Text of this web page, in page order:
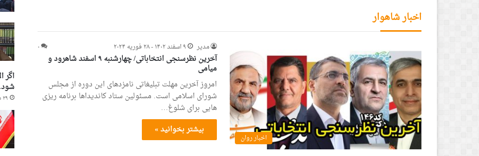
اخبار شاهوار
اخبار روان
مدیر ۹ اسفند ۱۴۰۲ - ۲۸ فوریه ۲۰۲۴ ۰
آخرین نظرسنجی انتخاباتی/ چهارشنبه ۹ اسفند شاهرود و
میامی
امروز آخرین مهلت تبلیغاتی نامزدهای این دوره از مجلس
شورای اسلامی است. مسئولین ستاد کاندیداها برنامه ریزی
هایی برای شلوغ…
بیشتر بخوانید »
اگر
۲۹ دی ۱۴۰۴ - ۱۹ ژانویه ۲۰۲۶